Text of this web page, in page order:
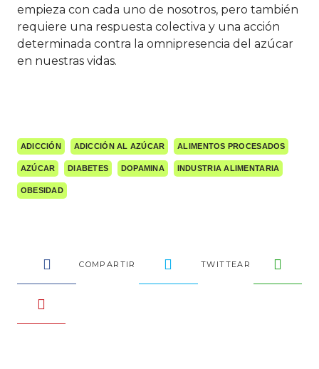
empieza con cada uno de nosotros, pero también
requiere una respuesta colectiva y una acción
determinada contra la omnipresencia del azúcar
en nuestras vidas.
ADICCIÓN ADICCIÓN AL AZÚCAR ALIMENTOS PROCESADOS
AZÚCAR DIABETES DOPAMINA INDUSTRIA ALIMENTARIA
OBESIDAD
COMPARTIR TWITTEAR